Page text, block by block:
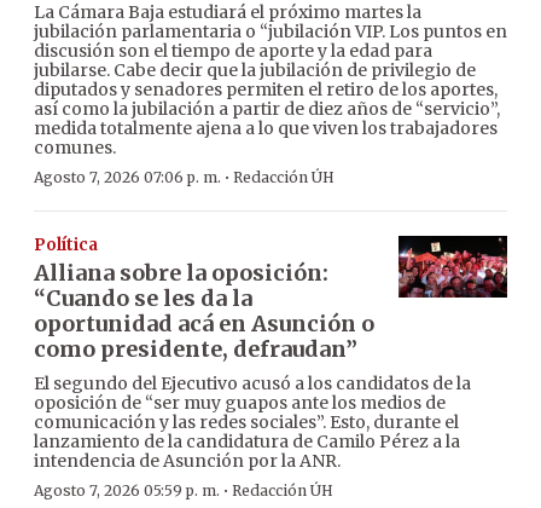
La Cámara Baja estudiará el próximo martes la
jubilación parlamentaria o “jubilación VIP. Los puntos en
discusión son el tiempo de aporte y la edad para
jubilarse. Cabe decir que la jubilación de privilegio de
diputados y senadores permiten el retiro de los aportes,
así como la jubilación a partir de diez años de “servicio”,
medida totalmente ajena a lo que viven los trabajadores
comunes.
Agosto 7, 2026 07:06 p. m. · Redacción ÚH
Política
Alliana sobre la oposición:
“Cuando se les da la
oportunidad acá en Asunción o
como presidente, defraudan”
El segundo del Ejecutivo acusó a los candidatos de la
oposición de “ser muy guapos ante los medios de
comunicación y las redes sociales”. Esto, durante el
lanzamiento de la candidatura de Camilo Pérez a la
intendencia de Asunción por la ANR.
Agosto 7, 2026 05:59 p. m. · Redacción ÚH